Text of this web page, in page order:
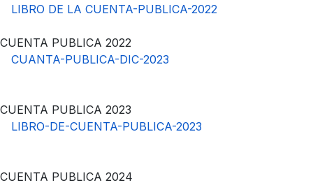
LIBRO DE LA CUENTA-PUBLICA-2022
CUENTA PUBLICA 2022
CUANTA-PUBLICA-DIC-2023
CUENTA PUBLICA 2023
LIBRO-DE-CUENTA-PUBLICA-2023
CUENTA PUBLICA 2024